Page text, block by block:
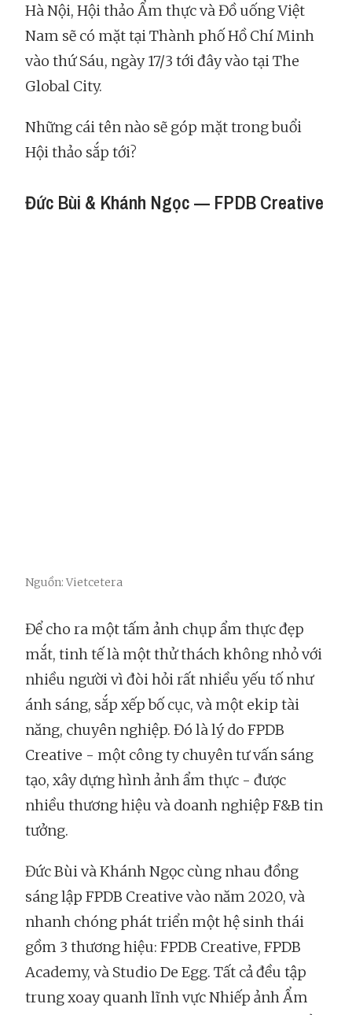
Hà Nội, Hội thảo Ẩm thực và Đồ uống Việt
Nam sẽ có mặt tại Thành phố Hồ Chí Minh
vào thứ Sáu, ngày 17/3 tới đây vào tại The
Global City.
Những cái tên nào sẽ góp mặt trong buổi
Hội thảo sắp tới?
Đức Bùi & Khánh Ngọc — FPDB Creative
Nguồn: Vietcetera
Để cho ra một tấm ảnh chụp ẩm thực đẹp
mắt, tinh tế là một thử thách không nhỏ với
nhiều người vì đòi hỏi rất nhiều yếu tố như
ánh sáng, sắp xếp bố cục, và một ekip tài
năng, chuyên nghiệp. Đó là lý do FPDB
Creative - một công ty chuyên tư vấn sáng
tạo, xây dựng hình ảnh ẩm thực - được
nhiều thương hiệu và doanh nghiệp F&B tin
tưởng.
Đức Bùi và Khánh Ngọc cùng nhau đồng
sáng lập FPDB Creative vào năm 2020, và
nhanh chóng phát triển một hệ sinh thái
gồm 3 thương hiệu: FPDB Creative, FPDB
Academy, và Studio De Egg. Tất cả đều tập
trung xoay quanh lĩnh vực Nhiếp ảnh Ẩm